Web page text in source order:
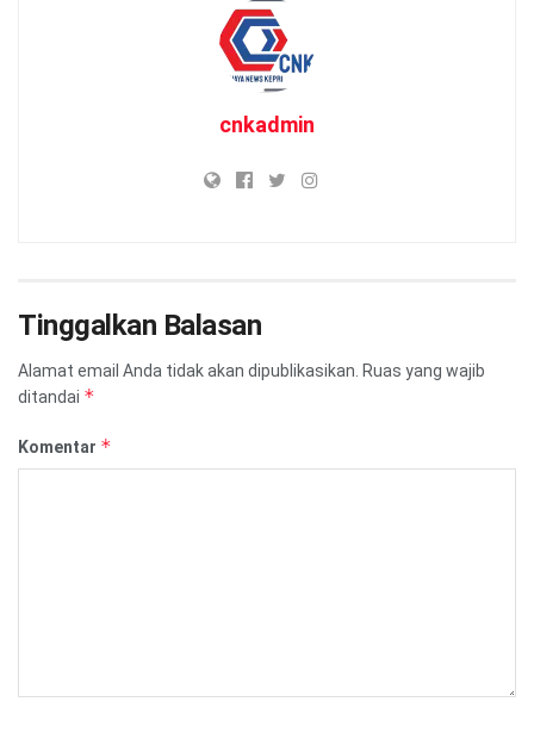
cnkadmin
Tinggalkan Balasan
Alamat email Anda tidak akan dipublikasikan. Ruas yang wajib
ditandai *
Komentar *